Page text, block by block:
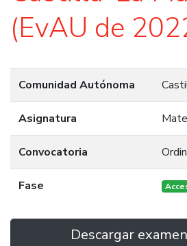
(EvAU de
Comunidad Autónoma
Asignatura
Convocatoria
Fase
Descargar